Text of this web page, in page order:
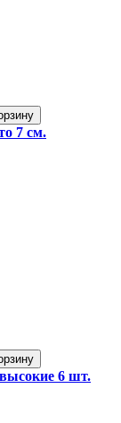
7 см.
6 шт.